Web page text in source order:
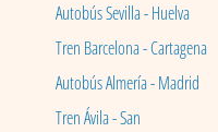
Autobús Sevilla - Huelva
Tren Barcelona - Cartagena
Autobús Almería - Madrid
Tren Ávila - San